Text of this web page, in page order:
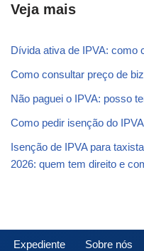
Veja mais
Dívida ativa de IPVA: como
Como consultar preço de
Não paguei o IPVA: posso
Como pedir isenção do
Isenção de IPVA para
2026: quem tem direito e
Expediente Sobre nós